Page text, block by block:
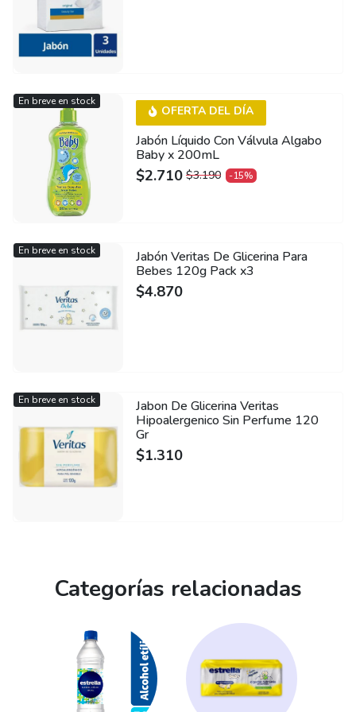
Jabón Líquido Con Válvula Algabo
Baby x 200mL
OFERTA DEL DÍA
$3.190
ORIGINAL
$2.710
CURRENT
-15%
En breve en stock
Jabón Veritas De Glicerina Para
Bebes 120g Pack x3
$4.870
En breve en stock
Jabon De Glicerina Veritas
Hipoalergenico Sin Perfume 120
Gr
$1.310
En breve en stock
Categorías relacionadas